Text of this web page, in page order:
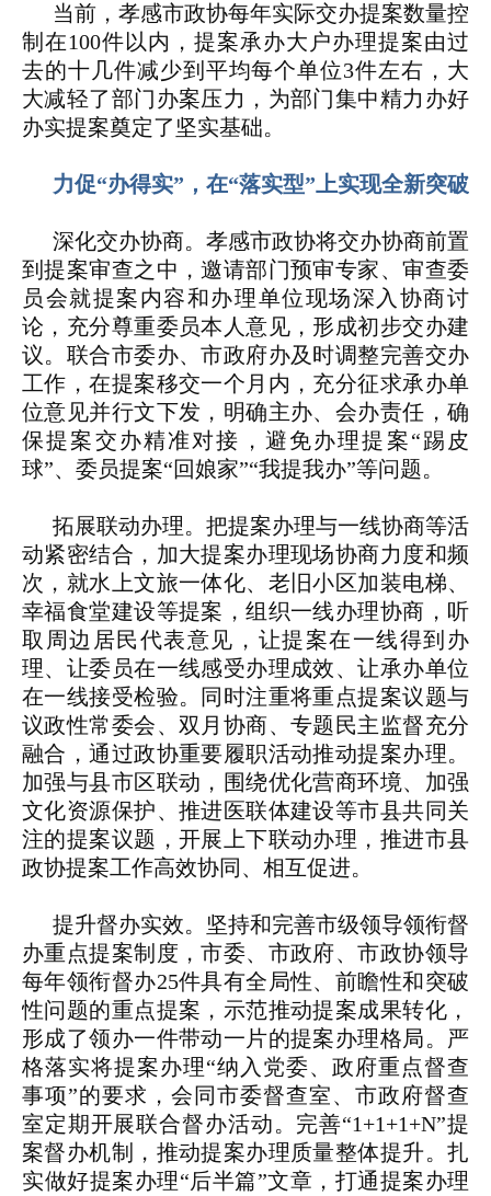
当前，孝感市政协每年实际交办提案数量控
制在100件以内，提案承办大户办理提案由过
去的十几件减少到平均每个单位3件左右，大
大减轻了部门办案压力，为部门集中精力办好
办实提案奠定了坚实基础。
力促“办得实”，在“落实型”上实现全新突破
深化交办协商。 孝感市政协将交办协商前置
到提案审查之中，邀请部门预审专家、审查委
员会就提案内容和办理单位现场深入协商讨
论，充分尊重委员本人意见，形成初步交办建
议。联合市委办、市政府办及时调整完善交办
工作，在提案移交一个月内，充分征求承办单
位意见并行文下发，明确主办、会办责任，确
保提案交办精准对接，避免办理提案“踢皮
球”、委员提案“回娘家”“我提我办”等问题。
拓展联动办理。 把提案办理与一线协商等活
动紧密结合，加大提案办理现场协商力度和频
次，就水上文旅一体化、老旧小区加装电梯、
幸福食堂建设等提案，组织一线办理协商，听
取周边居民代表意见，让提案在一线得到办
理、让委员在一线感受办理成效、让承办单位
在一线接受检验。同时注重将重点提案议题与
议政性常委会、双月协商、专题民主监督充分
融合，通过政协重要履职活动推动提案办理。
加强与县市区联动，围绕优化营商环境、加强
文化资源保护、推进医联体建设等市县共同关
注的提案议题，开展上下联动办理，推进市县
政协提案工作高效协同、相互促进。
提升督办实效。 坚持和完善市级领导领衔督
办重点提案制度，市委、市政府、市政协领导
每年领衔督办25件具有全局性、前瞻性和突破
性问题的重点提案，示范推动提案成果转化，
形成了领办一件带动一片的提案办理格局。严
格落实将提案办理“纳入党委、政府重点督查
事项”的要求，会同市委督查室、市政府督查
室定期开展联合督办活动。完善“1+1+1+N”提
案督办机制，推动提案办理质量整体提升。扎
实做好提案办理“后半篇”文章，打通提案办理